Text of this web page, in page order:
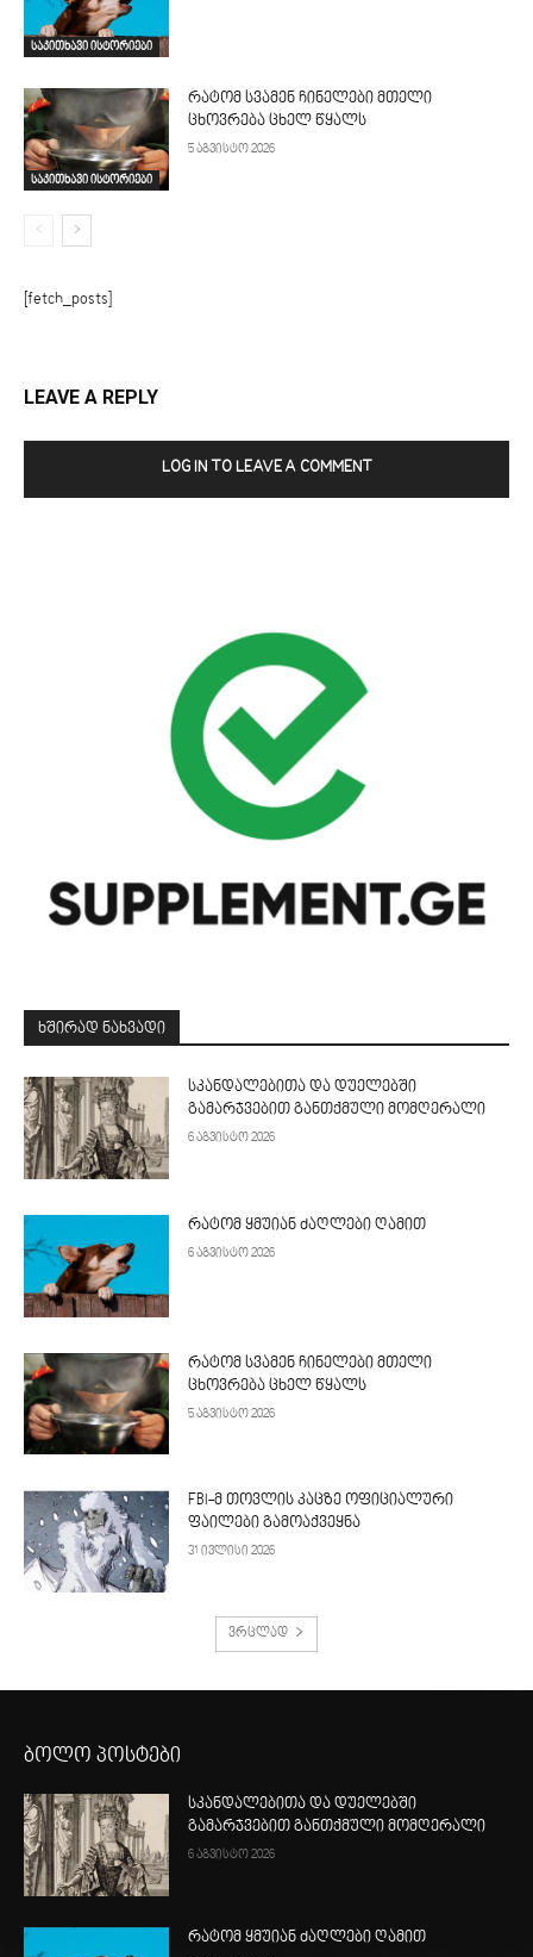
საკითხავი ისტორიები
საკითხავი ისტორიები
რატომ სვამენ ჩინელები მთელი
ცხოვრება ცხელ წყალს
5 აგვისტო 2026
[fetch_posts]
LEAVE A REPLY
LOG IN TO LEAVE A COMMENT
ᲮᲨᲘᲠᲐᲓ ᲜᲐᲮᲕᲐᲓᲘ
სკანდალებითა და დუელებში
გამარჯვებით განთქმული მომღერალი
6 აგვისტო 2026
რატომ ყმუიან ძაღლები ღამით
6 აგვისტო 2026
რატომ სვამენ ჩინელები მთელი
ცხოვრება ცხელ წყალს
5 აგვისტო 2026
FBI-მ თოვლის კაცზე ოფიციალური
ფაილები გამოაქვეყნა
31 ივლისი 2026
ვრცლად
ბოლო პოსტები
სკანდალებითა და დუელებში
გამარჯვებით განთქმული მომღერალი
6 აგვისტო 2026
რატომ ყმუიან ძაღლები ღამით